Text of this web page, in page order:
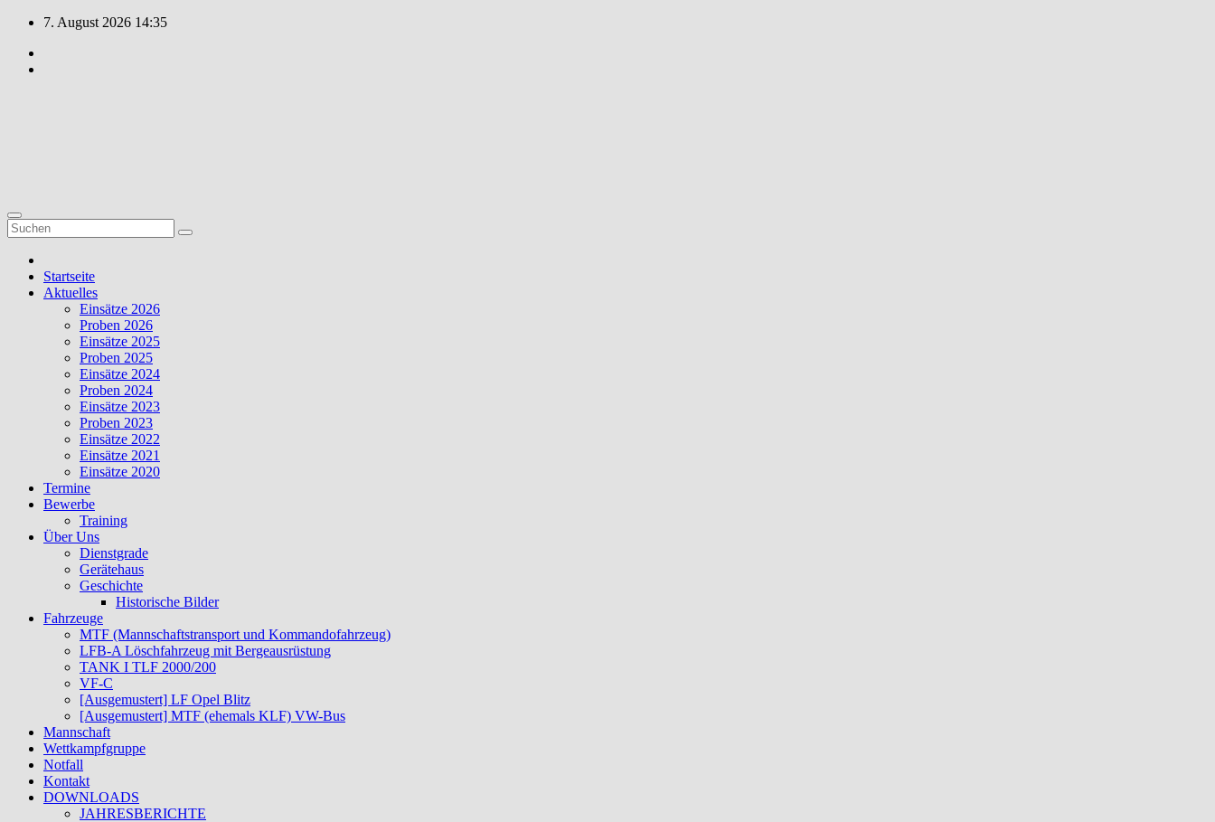
Zum
springen
7. August 2026 14:35
Startseite
Aktuelles
Einsätze 2026
Proben 2026
Einsätze 2025
Proben 2025
Einsätze 2024
Proben 2024
Einsätze 2023
Proben 2023
Einsätze 2022
Einsätze 2021
Einsätze 2020
Termine
Bewerbe
Training
Über Uns
Dienstgrade
Gerätehaus
Geschichte
Historische Bilder
Fahrzeuge
MTF (Mannschaftstransport und Kommandofahrzeug)
LFB-A Löschfahrzeug mit Bergeausrüstung
TANK I TLF 2000/200
VF-C
[Ausgemustert] LF Opel Blitz
[Ausgemustert] MTF (ehemals KLF) VW-Bus
Mannschaft
Wettkampfgruppe
Notfall
Kontakt
DOWNLOADS
JAHRESBERICHTE